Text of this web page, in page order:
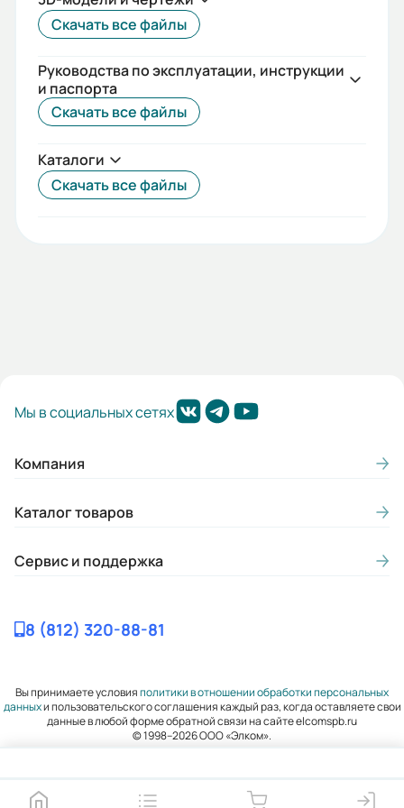
Скачать все файлы
Руководства по эксплуатации, инструкции
и паспорта
Скачать все файлы
Каталоги
Скачать все файлы
Мы в социальных сетях
Компания
Каталог товаров
Сервис и поддержка
8 (812) 320-88-81
Вы принимаете условияполитики в отношении обработки персональных
данныхи пользовательского соглашения каждый раз, когда оставляете свои
данные в любой форме обратной связи на сайте elcomspb.ru
© 1998–2026 ООО «Элком».